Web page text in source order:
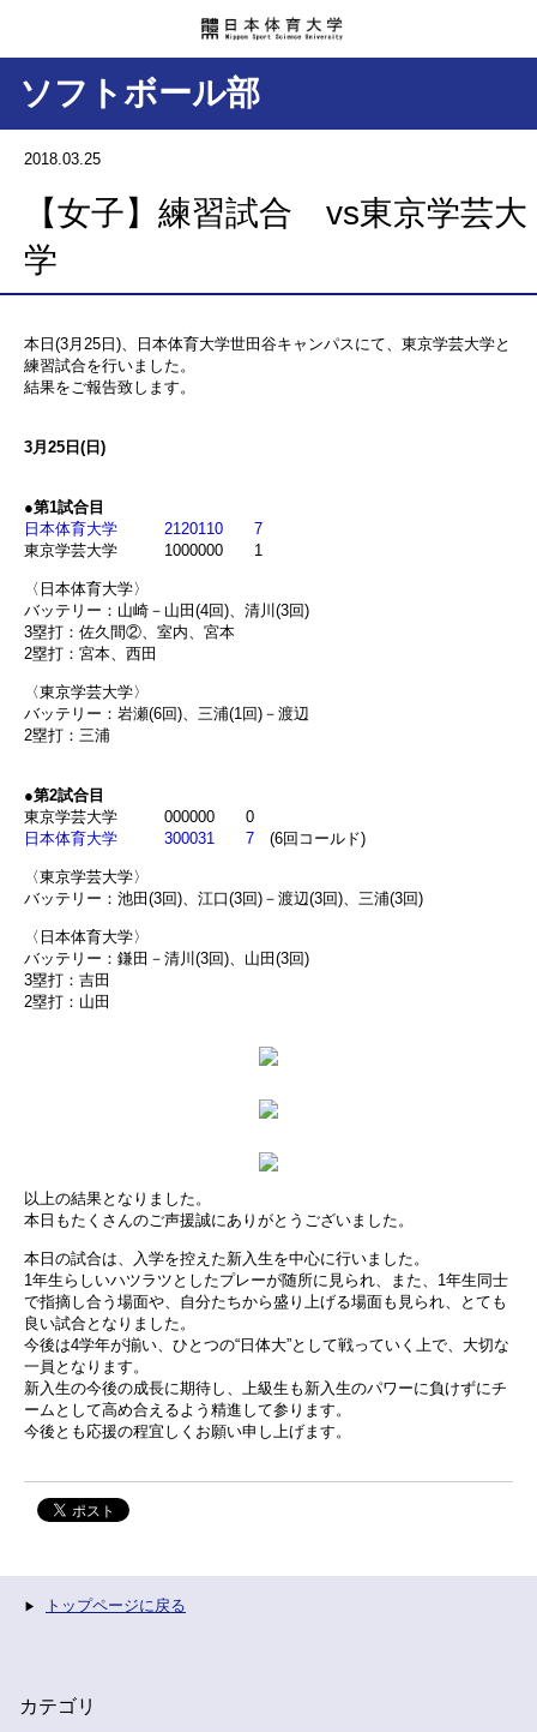
ソフトボール部
2018.03.25
【女子】練習試合 vs東京学芸大
学
本日(3月25日)、日本体育大学世田谷キャンパスにて、東京学芸大学と
練習試合を行いました。
結果をご報告致します。
3月25日(日)
●第1試合目
日本体育大学 2120110 7
東京学芸大学 1000000 1
〈日本体育大学〉
バッテリー：山崎－山田(4回)、清川(3回)
3塁打：佐久間②、室内、宮本
2塁打：宮本、西田
〈東京学芸大学〉
バッテリー：岩瀬(6回)、三浦(1回)－渡辺
2塁打：三浦
●第2試合目
東京学芸大学 000000 0
日本体育大学 300031 7 (6回コールド)
〈東京学芸大学〉
バッテリー：池田(3回)、江口(3回)－渡辺(3回)、三浦(3回)
〈日本体育大学〉
バッテリー：鎌田－清川(3回)、山田(3回)
3塁打：吉田
2塁打：山田
以上の結果となりました。
本日もたくさんのご声援誠にありがとうございました。
本日の試合は、入学を控えた新入生を中心に行いました。
1年生らしいハツラツとしたプレーが随所に見られ、また、1年生同士
で指摘し合う場面や、自分たちから盛り上げる場面も見られ、とても
良い試合となりました。
今後は4学年が揃い、ひとつの“日体大”として戦っていく上で、大切な
一員となります。
新入生の今後の成長に期待し、上級生も新入生のパワーに負けずにチ
ームとして高め合えるよう精進して参ります。
今後とも応援の程宜しくお願い申し上げます。
トップページに戻る
カテゴリ